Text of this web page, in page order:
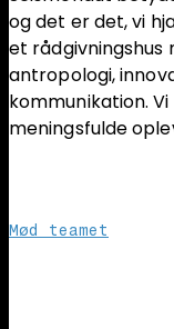
og det er det, vi
et rådgivningshus
antropologi,
kommunikation.
meningsfulde
Mød teamet